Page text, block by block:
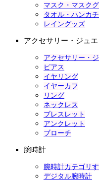
マスク・マスク
タオル・ハンカチ
レイングッズ
アクセサリー・ジュ
アクセサリー・
ピアス
イヤリング
イヤーカフ
リング
ネックレス
ブレスレット
アンクレット
ブローチ
腕時計
腕時計カテゴリ
デジタル腕時計